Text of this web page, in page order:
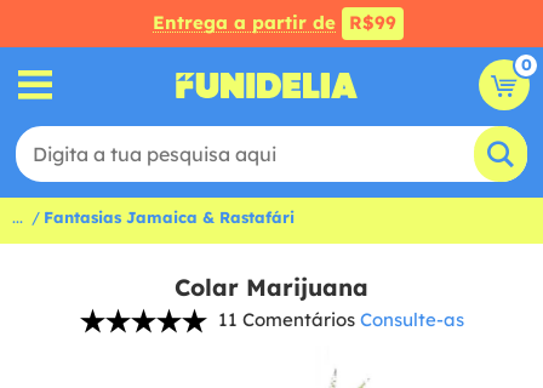
Entrega a partir de R$99
0
... Fantasias Jamaica & Rastafári
Colar Marijuana
11 Comentários Consulte-as